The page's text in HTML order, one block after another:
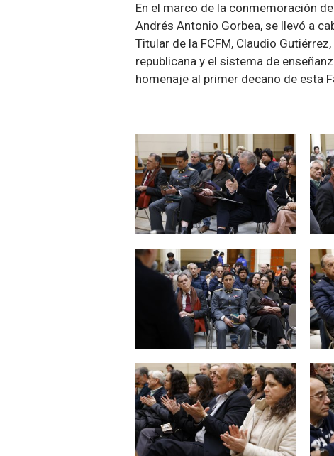
En el marco de la conmemoración
Andrés Antonio Gorbea, se llevó a
Titular de la FCFM, Claudio
republicana y el sistema de
homenaje al primer decano de esta
Zoom
Zoom